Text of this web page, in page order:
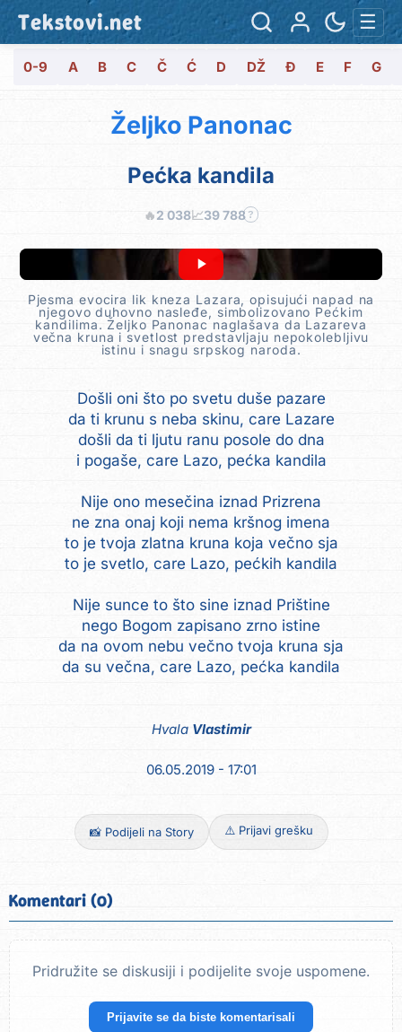
Tekstovi.net ☰
0-9 A B C Č Ć D DŽ Đ E F G
Željko Panonac
Pećka kandila
🔥2 038📈39 788 ?
Pjesma evocira lik kneza Lazara, opisujući napad na
njegovo duhovno nasleđe, simbolizovano Pećkim
kandilima. Željko Panonac naglašava da Lazareva
večna kruna i svetlost predstavljaju nepokolebljivu
istinu i snagu srpskog naroda.
Došli oni što po svetu duše pazare
da ti krunu s neba skinu, care Lazare
došli da ti ljutu ranu posole do dna
i pogaše, care Lazo, pećka kandila
Nije ono mesečina iznad Prizrena
ne zna onaj koji nema kršnog imena
to je tvoja zlatna kruna koja večno sja
to je svetlo, care Lazo, pećkih kandila
Nije sunce to što sine iznad Prištine
nego Bogom zapisano zrno istine
da na ovom nebu večno tvoja kruna sja
da su večna, care Lazo, pećka kandila
Hvala Vlastimir
06.05.2019 - 17:01
📸 Podijeli na Story ⚠️ Prijavi grešku
Komentari (0)
Pridružite se diskusiji i podijelite svoje uspomene.
Prijavite se da biste komentarisali